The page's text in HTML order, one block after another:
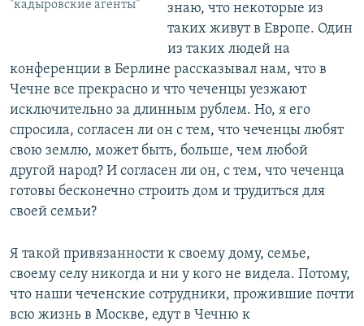
"кадыровские агенты"
знаю, что некоторые из
таких живут в Европе. Один
из таких людей на
конференции в Берлине рассказывал нам, что в
Чечне все прекрасно и что чеченцы уезжают
исключительно за длинным рублем. Но, я его
спросила, согласен ли он с тем, что чеченцы любят
свою землю, может быть, больше, чем любой
другой народ? И согласен ли он, с тем, что чеченца
готовы бесконечно строить дом и трудиться для
своей семьи?
Я такой привязанности к своему дому, семье,
своему селу никогда и ни у кого не видела. Потому,
что наши чеченские сотрудники, прожившие почти
всю жизнь в Москве, едут в Чечню к